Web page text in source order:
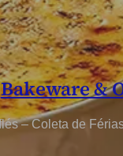
Bakeware &
– Coleta de